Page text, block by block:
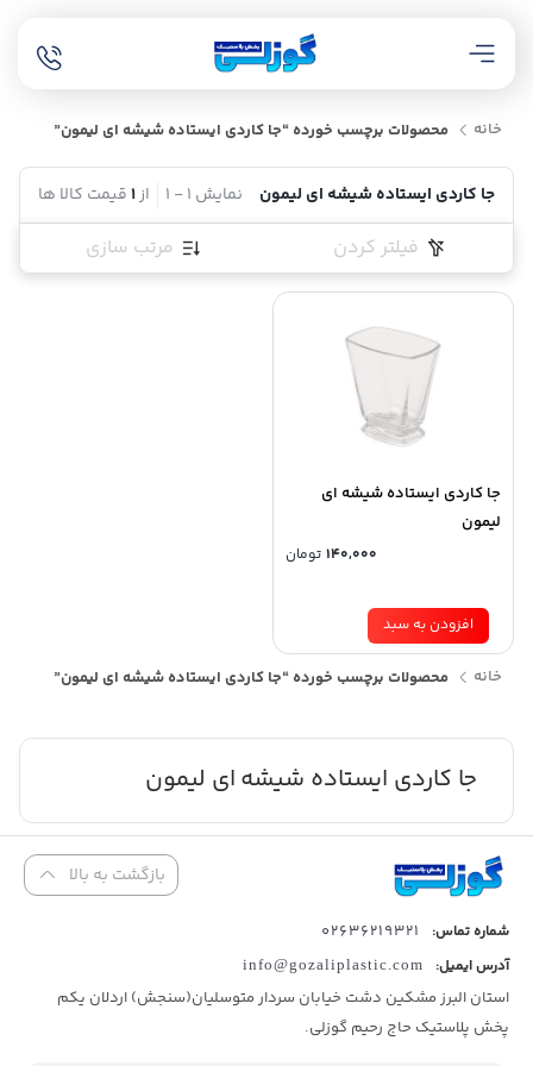
خانه محصولات برچسب خورده “جا کاردی ایستاده شیشه ای لیمون”
جا کاردی ایستاده شیشه ای لیمون نمایش 1
-
1 از1قیمت کالا ها
فیلتر کردن مرتب سازی
جا کاردی ایستاده شیشه ای
لیمون
تومان
افزودن به سبد
خانه محصولات برچسب خورده “جا کاردی ایستاده شیشه ای لیمون”
جا کاردی ایستاده شیشه ای لیمون
بازگشت به بالا
شماره تماس: 02636219321
آدرس ایمیل: info@gozaliplastic.com
استان البرز مشکین دشت خیابان سردار متوسلیان(سنجش) اردلان یکم
پخش پلاستیک حاج رحیم گوزلی.